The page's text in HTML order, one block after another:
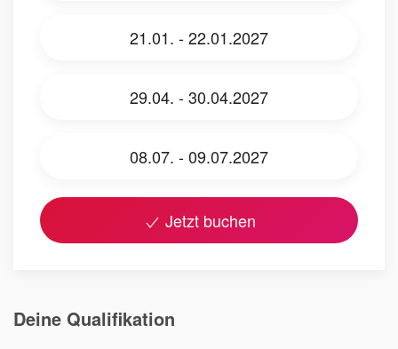
21.01. - 22.01.2027
29.04. - 30.04.2027
08.07. - 09.07.2027
Jetzt buchen
Deine Qualifikation